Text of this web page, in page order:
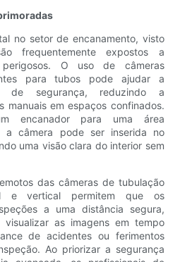
no setor de encanamento, visto
frequentemente expostos a
O uso de câmeras
para tubos pode ajudar a
de segurança, reduzindo a
manuais em espaços confinados.
encanador para uma área
a câmera pode ser inserida no
uma visão clara do interior sem
das câmeras de tubulação
e vertical permitem que os
a uma distância segura,
as imagens em tempo
de acidentes ou ferimentos
Ao priorizar a segurança